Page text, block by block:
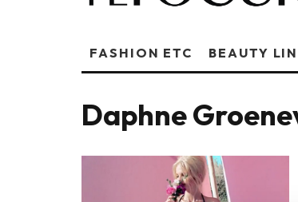
FASHION ETC BEAUTY
Daphne